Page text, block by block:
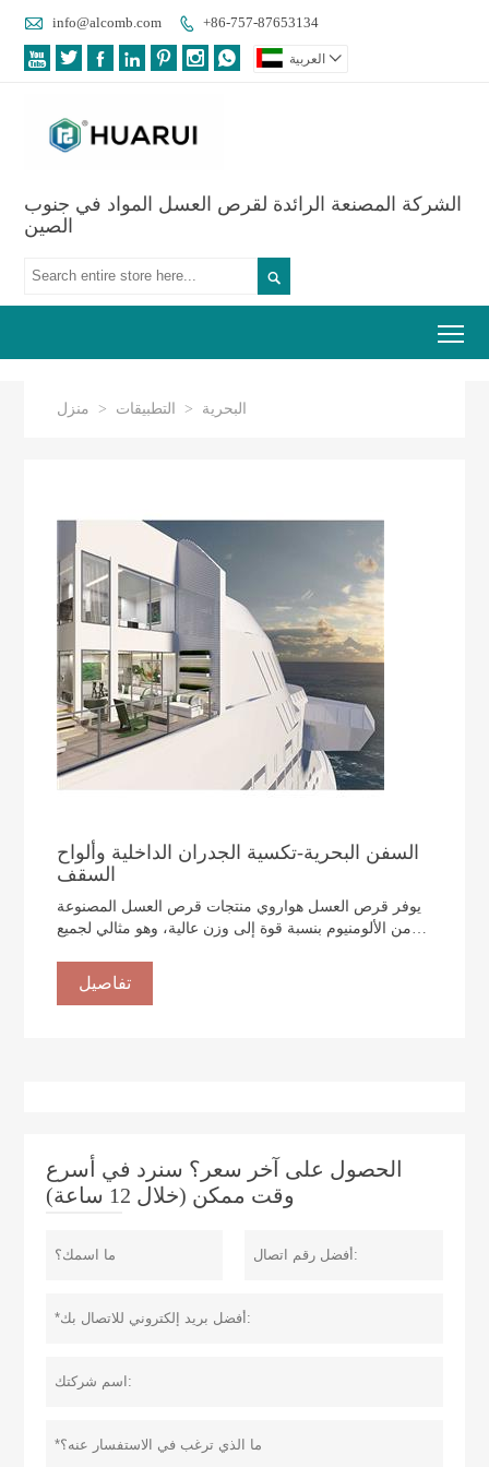
 info@alcomb.com  +86-757-87653134
       العربية 
الشركة المصنعة الرائدة لقرص العسل المواد في جنوب
الصين

منزل > التطبيقات > البحرية
السفن البحرية-تكسية الجدران الداخلية وألواح
السقف
يوفر قرص العسل هواروي منتجات قرص العسل المصنوعة
من الألومنيوم بنسبة قوة إلى وزن عالية، وهو مثالي لجميع
تفاصيل
الحصول على آخر سعر؟ سنرد في أسرع
وقت ممكن (خلال 12 ساعة)